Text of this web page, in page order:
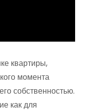
квартиры,
момента
собственностью.
как для